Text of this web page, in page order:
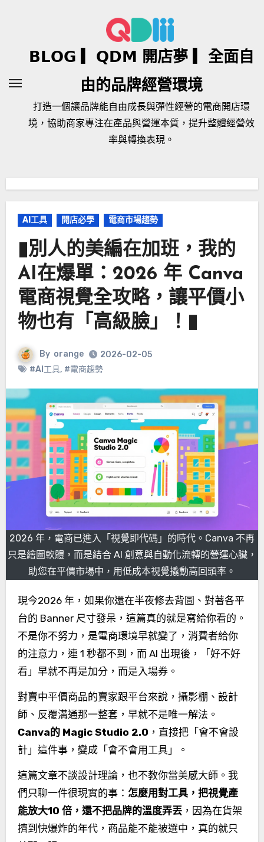
𝗕𝗟𝗢𝗚 ▎𝗤𝗗𝗠 開店夢 ▎全面自
由的品牌經營環境
打造一個讓品牌能自由成長與彈性經營的電商開店環
境，協助商家專注在產品與營運本質，提升整體經營效
率與轉換表現。
AI工具 開店必學 電商市場趨勢
▮別人的美編在加班，我的
AI在爆單：2026 年 Canva
電商視覺全攻略，讓平價小
物也有「高級臉」！▮
By orange
2026-02-05
#AI工具, #電商趨勢
2026 年，電商已進入「視覺即代碼」的時代。Canva 不再
只是繪圖軟體，而是結合 AI 創意與自動化流轉的營運心臟，
助您在平價市場中，用低成本視覺撬動高回頭率。
現今2026 年，如果你還在半夜修去背圖、對著各平
台的 Banner 尺寸發呆，這篇真的就是寫給你看的。
不是你不努力，是電商環境早就變了，消費者給你
的注意力，連 1 秒都不到，而 AI 出現後，「好不好
看」早就不再是加分，而是入場券。
對賣中平價商品的賣家跟平台來說，攝影棚、設計
師、反覆溝通那一整套，早就不是唯一解法。
Canva的 Magic Studio 2.0 ，直接把「會不會設
計」這件事，變成「會不會用工具」。
這篇文章不談設計理論，也不教你當美感大師。我
們只聊一件很現實的事： 怎麼用對工具，把視覺產
能放大10 倍，還不把品牌的溫度弄丟，因為在貨架
擠到快爆炸的年代，商品能不能被選中，真的就只